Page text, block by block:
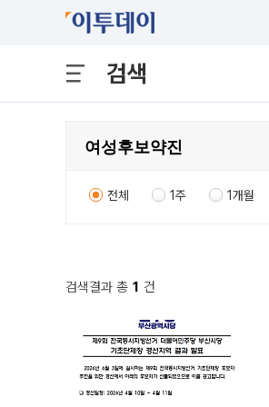
검색
전체 1주 1개월
검색결과 총 1 건